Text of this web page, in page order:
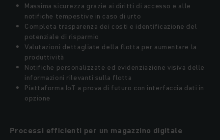
Massima sicurezza grazie ai diritti di accesso e alle
notifiche tempestive in caso di urto
Completa trasparenza dei costi e identificazione del
potenziale di risparmio
Valutazioni dettagliate della flotta per aumentare la
produttività
Notifiche personalizzate ed evidenziazione visiva delle
informazioni rilevanti sulla flotta
Piattaforma IoT a prova di futuro con interfaccia dati in
opzione
Processi efficienti per un magazzino digitale